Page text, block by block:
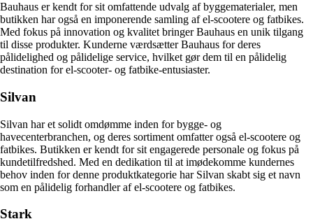
Bauhaus er kendt for sit omfattende udvalg af byggematerialer, men
butikken har også en imponerende samling af el-scootere og fatbikes.
Med fokus på innovation og kvalitet bringer Bauhaus en unik tilgang
til disse produkter. Kunderne værdsætter Bauhaus for deres
pålidelighed og pålidelige service, hvilket gør dem til en pålidelig
destination for el-scooter- og fatbike-entusiaster.
Silvan
Silvan har et solidt omdømme inden for bygge- og
havecenterbranchen, og deres sortiment omfatter også el-scootere og
fatbikes. Butikken er kendt for sit engagerede personale og fokus på
kundetilfredshed. Med en dedikation til at imødekomme kundernes
behov inden for denne produktkategorie har Silvan skabt sig et navn
som en pålidelig forhandler af el-scootere og fatbikes.
Stark